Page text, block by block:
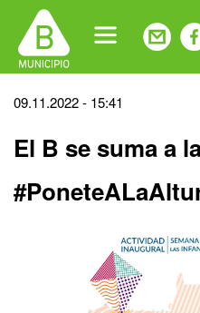
navigation
Back
top
09.11.2022 - 15:41
El B se suma a